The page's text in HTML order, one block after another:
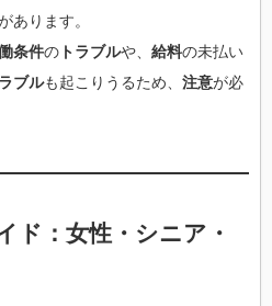
あります。
条件の トラブルや、 給料の未払い
ブルも起こりうるため、 注意が必
ド： 女性 ・ シニア ・